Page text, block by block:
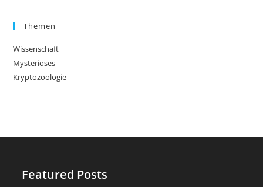
Themen
Wissenschaft
Mysteriöses
Kryptozoologie
Featured Posts